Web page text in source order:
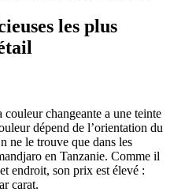
les plus
couleur changeante a une teinte
dépend de l’orientation du
ne le trouve que dans les
en Tanzanie. Comme il
endroit, son prix est élevé :
carat.